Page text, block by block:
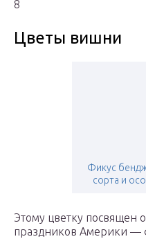
8
Цветы вишни
Фикус
сорта и
Этому цветку посвящен
праздников Америки —